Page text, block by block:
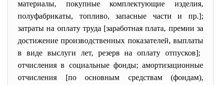
материалы, покупные комплектующие изделия,
полуфабрикаты, топливо, запасные части и пр.];
затраты на оплату труда [заработная плата, премии за
достижение производственных показателей, выплаты
в виде выслуги лет, резерв на оплату отпусков];
отчисления в социальные фонды; амортизационные
отчисления [по основным средствам (фондам),